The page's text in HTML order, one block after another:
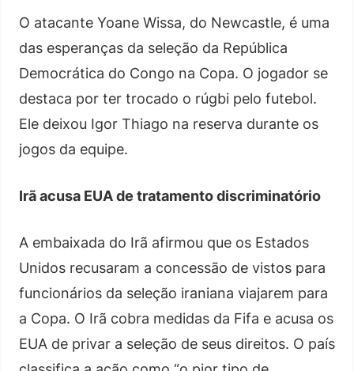
O atacante Yoane Wissa, do Newcastle, é uma
das esperanças da seleção da República
Democrática do Congo na Copa. O jogador se
destaca por ter trocado o rúgbi pelo futebol.
Ele deixou Igor Thiago na reserva durante os
jogos da equipe.
Irã acusa EUA de tratamento discriminatório
A embaixada do Irã afirmou que os Estados
Unidos recusaram a concessão de vistos para
funcionários da seleção iraniana viajarem para
a Copa. O Irã cobra medidas da Fifa e acusa os
EUA de privar a seleção de seus direitos. O país